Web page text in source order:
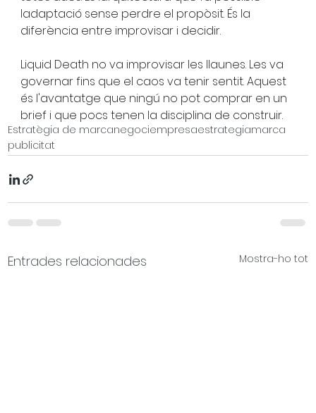
ladaptació sense perdre el propòsit. És la
diferència entre improvisar i decidir.
Liquid Death no va improvisar les llaunes. Les va
governar fins que el caos va tenir sentit. Aquest
és l'avantatge que ningú no pot comprar en un
brief i que pocs tenen la disciplina de construir.
Estratègia de marcanegociempresaestrategiamarca
publicitat
Entrades relacionades Mostra-ho tot